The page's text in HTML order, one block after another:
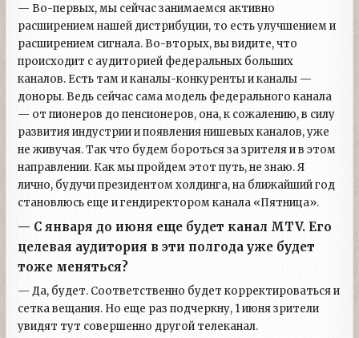
— Во-первых, мы сейчас занимаемся активно
расширением нашей дистрибуции, то есть улучшением и
расширением сигнала. Во-вторых, вы видите, что
происходит с аудиторией федеральных больших
каналов. Есть там и каналы-конкуренты и каналы —
доноры. Ведь сейчас сама модель федерального канала
— от пионеров до пенсионеров, она, к сожалению, в силу
развития индустрии и появления нишевых каналов, уже
не живучая. Так что будем бороться за зрителя и в этом
направлении. Как мы пройдем этот путь, не знаю. Я
лично, будучи президентом холдинга, на ближайший год
становлюсь еще и гендиректором канала «Пятница».
— С января до июня еще будет канал MTV. Его
целевая аудитория в эти полгода уже будет
тоже меняться?
— Да, будет. Соответственно будет корректироваться и
сетка вещания. Но еще раз подчеркну, 1 июня зрители
увидят тут совершенно другой телеканал.